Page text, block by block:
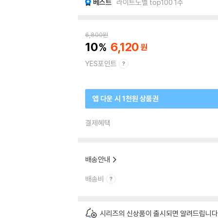
베스트 라이트노벨 top100 1주
6,800원
10 6,120
YES포인트
앱 다운 시 1천원 상품권
결제혜택
배송안내
배송비
시리즈의 신상품이 출시되면 알려드립니